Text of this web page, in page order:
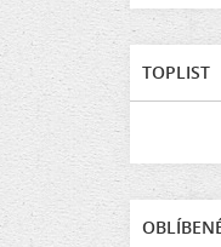
TOPLIST